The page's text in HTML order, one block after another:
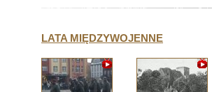
LATA MIĘDZYWOJENNE